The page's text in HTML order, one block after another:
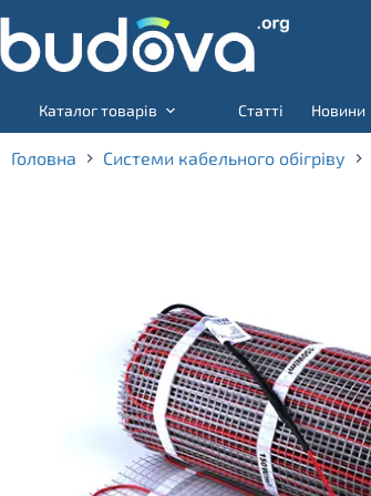
to
content
Каталог товарів
Статті Новини
Головна Системи кабельного обігріву